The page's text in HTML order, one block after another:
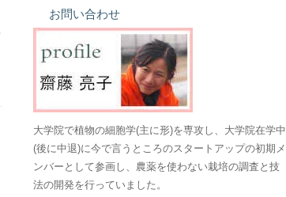
お問い合わせ
大学院で植物の細胞学(主に形)を専攻し、大学院在学中
(後に中退)に今で言うところのスタートアップの初期メ
ンバーとして参画し、農薬を使わない栽培の調査と技
法の開発を行っていました。